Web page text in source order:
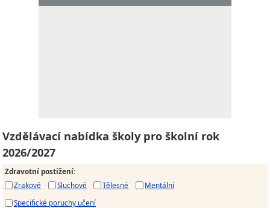
Vzdělávací nabídka školy pro školní rok
2026/2027
Zdravotní postižení:
Zrakové
Sluchové Tělesné
Mentální
Specifické poruchy učení